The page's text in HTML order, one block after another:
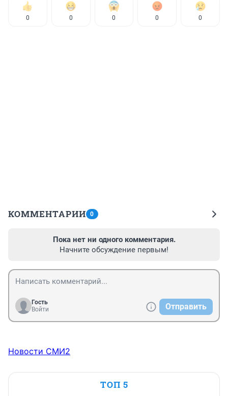
0 0 0 0 0
КОММЕНТАРИИ 0
Пока нет ни одного комментария.
Начните обсуждение первым!
Гость
Войти
Отправить
Новости СМИ2
ТОП 5